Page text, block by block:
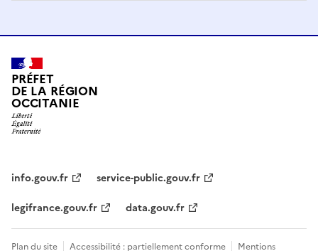
PRÉFET
DE LA RÉGION
OCCITANIE
info.gouv.fr
service-public.gouv.fr
legifrance.gouv.fr
data.gouv.fr
Plan du site Accessibilité : partiellement conforme Mentions